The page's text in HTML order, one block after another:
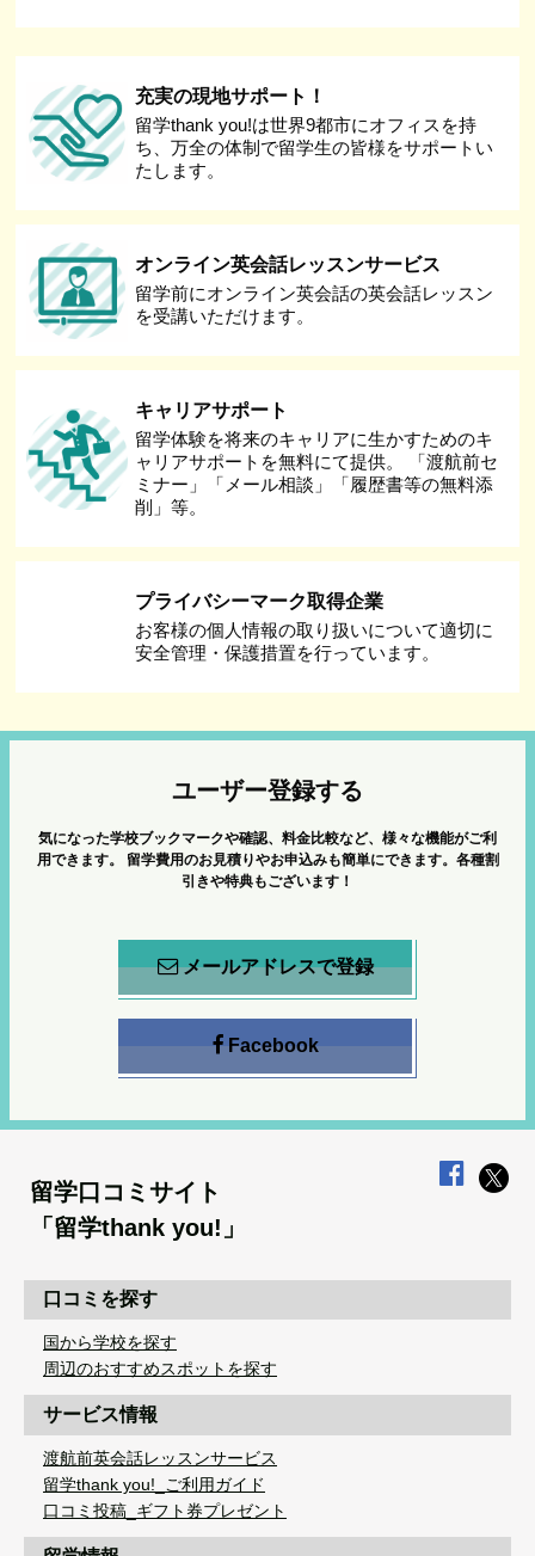
充実の現地サポート！
留学thank you!は世界9都市にオフィスを持
ち、万全の体制で留学生の皆様をサポートい
たします。
オンライン英会話レッスンサービス
留学前にオンライン英会話の英会話レッスン
を受講いただけます。
キャリアサポート
留学体験を将来のキャリアに生かすためのキ
ャリアサポートを無料にて提供。 「渡航前セ
ミナー」「メール相談」「履歴書等の無料添
削」等。
プライバシーマーク取得企業
お客様の個人情報の取り扱いについて適切に
安全管理・保護措置を行っています。
ユーザー登録する
気になった学校ブックマークや確認、料金比較など、様々な機能がご利
用できます。
留学費用のお見積りやお申込みも簡単にできます。各種割
引きや特典もございます！
メールアドレスで登録
Facebook
留学口コミサイト
「留学thank you!」
口コミを探す
国から学校を探す
周辺のおすすめスポットを探す
サービス情報
渡航前英会話レッスンサービス
留学thank you!_ご利用ガイド
口コミ投稿_ギフト券プレゼント